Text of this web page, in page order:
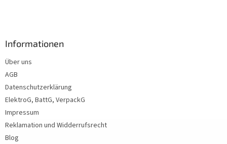
Informationen
Über uns
AGB
Datenschutzerklärung
ElektroG, BattG, VerpackG
Impressum
Reklamation und Widderrufsrecht
Blog